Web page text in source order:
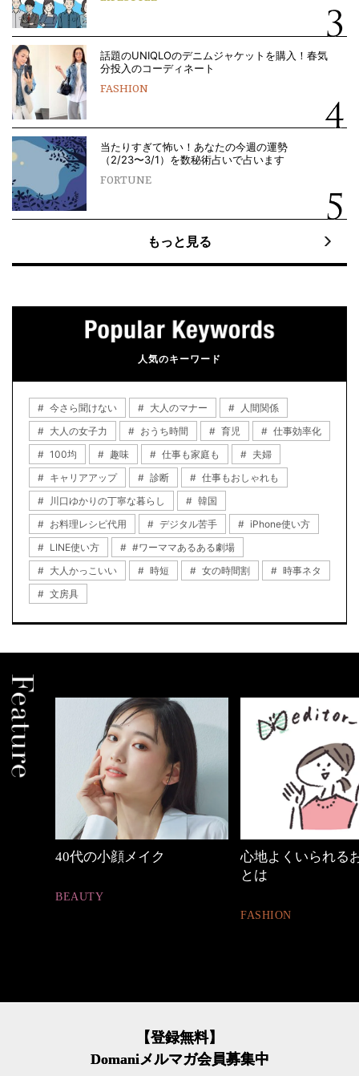
話題のUNIQLOのデニムジャケットを購入！春気
分投入のコーディネート
FASHION
当たりすぎて怖い！あなたの今週の運勢
（2/23〜3/1）を数秘術占いで占います
FORTUNE
もっと見る
人気のキーワード
今さら聞けない 大人のマナー
人間関係
大人の女子力
おうち時間 育児
仕事効率化
100均
趣味 仕事も家庭も
夫婦
キャリアアップ
診断
仕事もおしゃれも
川口ゆかりの丁寧な暮らし
韓国
お料理レシピ代用
デジタル苦手
iPhone使い方
LINE使い方
#ワーママあるある劇場
大人かっこいい
時短 女の時間割
時事ネタ
文房具
心地よくいられるおしゃれ
働く女性のバッグ
【登録無料】
Domaniメルマガ会員募集中